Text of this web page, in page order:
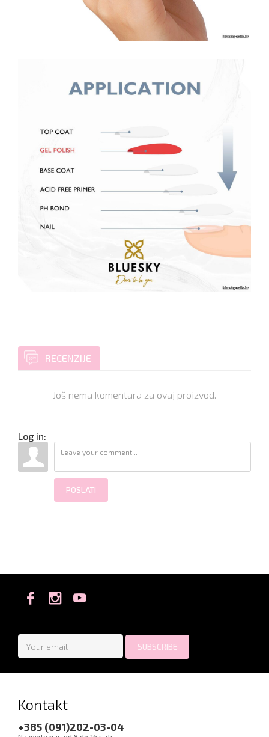
RECENZIJE
Još nema komentara za ovaj proizvod.
Log in:
POSLATI
Kontakt
+385 (091)202-03-04